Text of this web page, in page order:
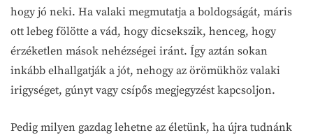
hogy jó neki. Ha valaki megmutatja a boldogságát, máris
ott lebeg fölötte a vád, hogy dicsekszik, henceg, hogy
érzéketlen mások nehézségei iránt. Így aztán sokan
inkább elhallgatják a jót, nehogy az örömükhöz valaki
irigységet, gúnyt vagy csípős megjegyzést kapcsoljon.
Pedig milyen gazdag lehetne az életünk, ha újra tudnánk